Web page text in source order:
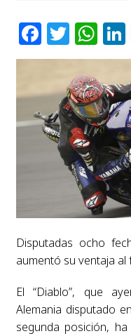
Disputadas ocho
aumentó su ventaja
El “Diablo”, que
Alemania disputado
segunda posición,